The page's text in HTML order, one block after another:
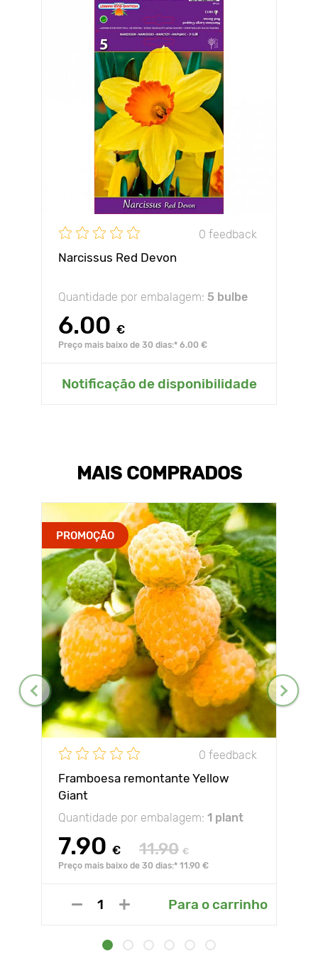
0 feedback
Narcissus Red Devon
Quantidade por embalagem: 5 bulbe
6.00 €
Preço mais baixo de 30 dias:* 6.00 €
Notificação de disponibilidade
MAIS COMPRADOS
PROMOÇÃO
0 feedback
Framboesa remontante Yellow
Giant
Quantidade por embalagem: 1 plant
7.90 € 11.90 €
Preço mais baixo de 30 dias:* 11.90 €
Para o carrinho